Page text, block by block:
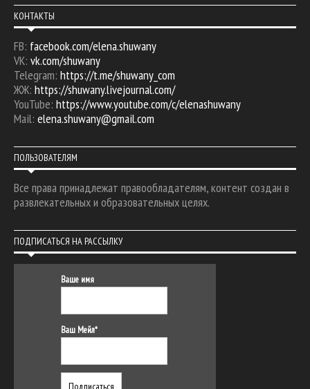
КОНТАКТЫ
FB: facebook.com/elena.shuwany
VK: vk.com/shuwany
Telegram: https://t.me/shuwany_com
ЖЖ: https://shuwany.livejournal.com/
YouTube: https://www.youtube.com/c/elenashuwany
Mail: elena.shuwany@gmail.com
ПОЛЬЗОВАТЕЛЯМ
Все права принадлежат правообладателям, контент создан в
развлекательных и образовательных целях.
ПОДПИСАТЬСЯ НА РАССЫЛКУ
Ваше имя
Ваш Мейл*